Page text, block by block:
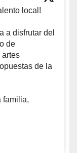
local!
a disfrutar del
de
artes
de la
familia,